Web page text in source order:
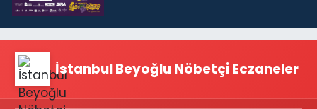
İstanbul Beyoğlu Nöbetçi Eczaneler